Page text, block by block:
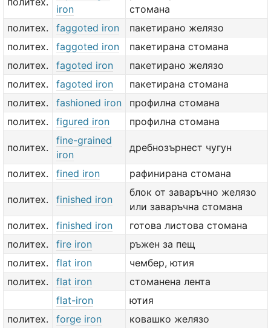
iron
стомана
политех.
faggoted iron
пакетирано желязо
политех.
faggoted iron
пакетирана стомана
политех.
fagoted iron
пакетирано желязо
политех.
fagoted iron
пакетирана стомана
политех.
fashioned iron
профилна стомана
политех.
figured iron профилна стомана
политех.
fine-grained
iron
дребнозърнест чугун
политех. fined iron рафинирана стомана
политех. finished iron
блок от заваръчно желязо
или заваръчна стомана
политех.
finished iron
готова листова стомана
политех.
fire iron
ръжен за пещ
политех.
flat iron
чембер, ютия
политех.
flat iron
стоманена лента
flat-iron
ютия
политех.
forge iron
ковашко желязо